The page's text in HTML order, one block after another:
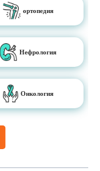
ортопедия
Нефрология
Онкология